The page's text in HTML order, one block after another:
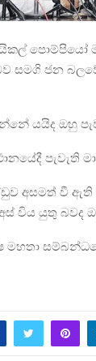
පොම්පියෝ
සමගි ජන
යයිද ඔහු
පැවැති
අසමත් වී
විය යුතු බවද
මහතා